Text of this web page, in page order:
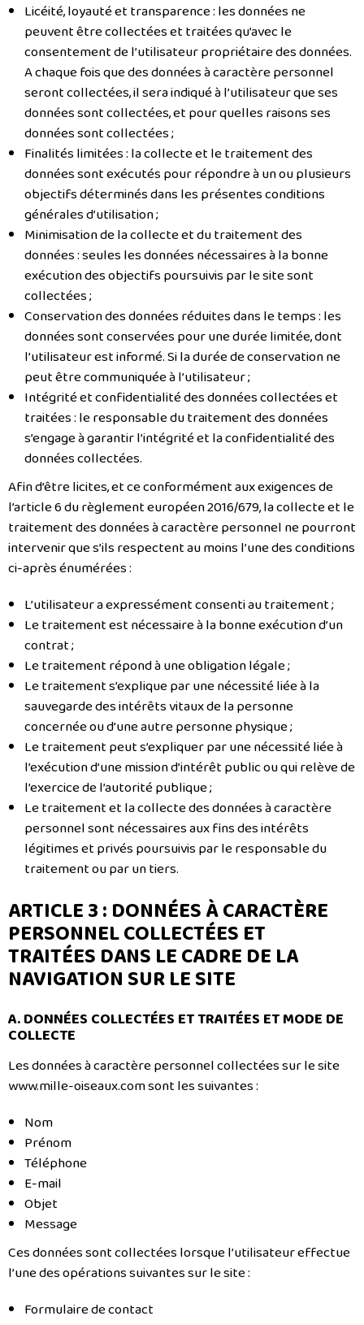
Licéité, loyauté et transparence : les données ne
peuvent être collectées et traitées qu’avec le
consentement de l’utilisateur propriétaire des données.
A chaque fois que des données à caractère personnel
seront collectées, il sera indiqué à l’utilisateur que ses
données sont collectées, et pour quelles raisons ses
données sont collectées ;
Finalités limitées : la collecte et le traitement des
données sont exécutés pour répondre à un ou plusieurs
objectifs déterminés dans les présentes conditions
générales d’utilisation ;
Minimisation de la collecte et du traitement des
données : seules les données nécessaires à la bonne
exécution des objectifs poursuivis par le site sont
collectées ;
Conservation des données réduites dans le temps : les
données sont conservées pour une durée limitée, dont
l’utilisateur est informé. Si la durée de conservation ne
peut être communiquée à l’utilisateur ;
Intégrité et confidentialité des données collectées et
traitées : le responsable du traitement des données
s’engage à garantir l’intégrité et la confidentialité des
données collectées.
Afin d’être licites, et ce conformément aux exigences de
l’article 6 du règlement européen 2016/679, la collecte et le
traitement des données à caractère personnel ne pourront
intervenir que s’ils respectent au moins l’une des conditions
ci-après énumérées :
L’utilisateur a expressément consenti au traitement ;
Le traitement est nécessaire à la bonne exécution d’un
contrat ;
Le traitement répond à une obligation légale ;
Le traitement s’explique par une nécessité liée à la
sauvegarde des intérêts vitaux de la personne
concernée ou d’une autre personne physique ;
Le traitement peut s’expliquer par une nécessité liée à
l’exécution d’une mission d’intérêt public ou qui relève de
l’exercice de l’autorité publique ;
Le traitement et la collecte des données à caractère
personnel sont nécessaires aux fins des intérêts
légitimes et privés poursuivis par le responsable du
traitement ou par un tiers.
ARTICLE 3 : DONNÉES À CARACTÈRE
PERSONNEL COLLECTÉES ET
TRAITÉES DANS LE CADRE DE LA
NAVIGATION SUR LE SITE
A. DONNÉES COLLECTÉES ET TRAITÉES ET MODE DE
COLLECTE
Les données à caractère personnel collectées sur le site
www.mille-oiseaux.com sont les suivantes :
Nom
Prénom
Téléphone
E-mail
Objet
Message
Ces données sont collectées lorsque l’utilisateur effectue
l’une des opérations suivantes sur le site :
Formulaire de contact